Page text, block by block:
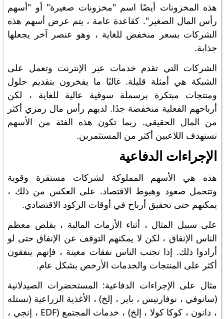
هذه المخزونات أيضًا اسم "مخزونات صغيرة" أو "أسهم
رأس المال الصغير". كقاعدة عامة ، يتم عرض أسهم هذه
الشركات بسعر منخفض للغاية ، وهو عنصر آخر يجعلها
جذابة.
الشركات التي تقدم خدمات عبر الإنترنت وتعمل على
الشبكة هي أمثلة قليلة. غالبًا ما يفخرون بتقديم حلول
ومنتجات مبتكرة برسملة سوقية عالية للغاية ، لكن
أرباحهم الفعلية منخفضة جدًا. لديهم رأس مال رمزي أكثر
من المال الحقيقي. ربما تكون هذه الفئة من الأسهم
تستهدف اللاعبين أكثر من المستثمرين.
الإجراءات الدفاعية
هذه هي الأسهم المملوكة لشركات مستقرة وقوية
وتتحمل صعود وهبوط الاقتصاد. على العكس من ذلك ،
يمكنهم حتى تحقيق أرباح في أوقات الركود الاقتصادي.
على سبيل المثال ، أثناء الأزمات المالية ، يقلص معظم
الناس الإنفاق ، لكن لا يمكنهم التوقف عن الإنفاق حتى لو
أرادوا ذلك. إذا تجنب الناس نفقات معينة ، فإنهم ينفقون
أكثر على المنتجات والخدمات الأرخص بشكل عام.
مثال على الإجراءات الدفاعية: المستحضرات الصيدلانية
(سانوفي ، نوفارتيس ، باير ، إلخ) ، الأغذية الزراعية (نستله
، دانون ، كوكا كولا ، إلخ) ، خدمات المجتمع (EDF ، إنجي ،